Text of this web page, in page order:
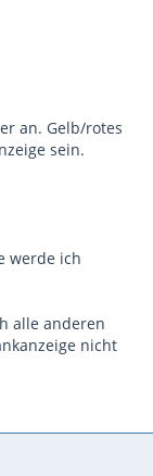
an. Gelb/rotes
sein.
werde ich
alle anderen
nicht